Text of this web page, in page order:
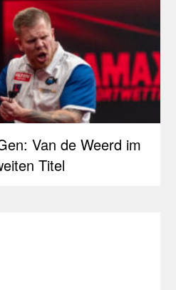
Van de Weerd im
Titel